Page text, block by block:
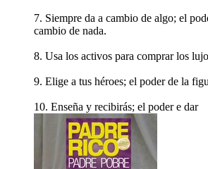
7. Siempre da a cambio de algo; el
cambio de nada.
8. Usa los activos para comprar los
9. Elige a tus héroes; el poder de la
10. Enseña y recibirás; el poder e dar